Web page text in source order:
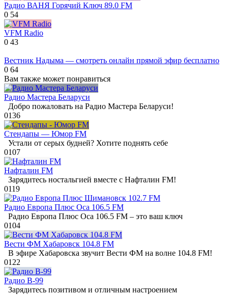
Радио ВАНЯ Горячий Ключ 89.0 FM
0 54
VFM Radio
0 43
Вестник Надыма — смотреть онлайн прямой эфир бесплатно
0 64
Вам также может понравиться
Радио Мастера Беларуси
Добро пожаловать на Радио Мастера Беларуси!
0136
Стендапы — Юмор FM
Устали от серых будней? Хотите поднять себе
0107
Нафталин FM
Зарядитесь ностальгией вместе с Нафталин FM!
0119
Радио Европа Плюс Оса 106.5 FM
Радио Европа Плюс Оса 106.5 FM – это ваш ключ
0104
Вести ФМ Хабаровск 104.8 FM
В эфире Хабаровска звучит Вести ФМ на волне 104.8 FM!
0122
Радио В-99
Зарядитесь позитивом и отличным настроением